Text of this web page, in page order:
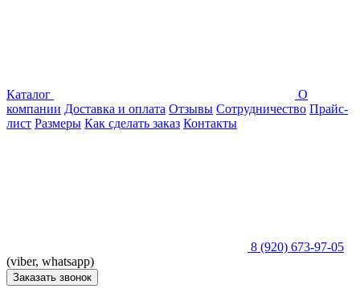
Каталог
О
компании Доставка и оплата Отзывы Сотрудничество Прайс-
лист Размеры Как сделать заказ Контакты
8 (920) 673-97-05
(viber, whatsapp)
Заказать звонок